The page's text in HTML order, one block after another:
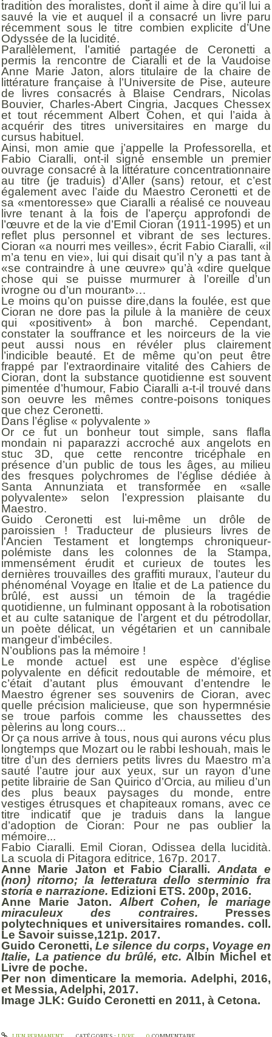
tradition des moralistes, dont il aime à dire qu’il lui a
sauvé la vie et auquel il a consacré un livre paru
récemment sous le titre combien explicite d’Une
Odyssée de la lucidité.
Parallèlement, l’amitié partagée de Ceronetti a
permis la rencontre de Ciaralli et de la Vaudoise
Anne Marie Jaton, alors titulaire de la chaire de
littérature française à l’Universite de Pise, auteure
de livres consacrés à Blaise Cendrars, Nicolas
Bouvier, Charles-Abert Cingria, Jacques Chessex
et tout récemment Albert Cohen, et qui l’aida à
acquérir des titres universitaires en marge du
cursus habituel.
Ainsi, mon amie que j’appelle la Professorella, et
Fabio Ciaralli, ont-il signé ensemble un premier
ouvrage consacré à la littérature concentrationnaire
au titre (je traduis) d’Aller (sans) retour, et c’est
également avec l’aide du Maestro Ceronetti et de
sa «mentoresse» que Ciaralli a réalisé ce nouveau
livre tenant à la fois de l’aperçu approfondi de
l’œuvre et de la vie d’Emil Cioran (1911-1995) et un
reflet plus personnel et vibrant de ses lectures.
Cioran «a nourri mes veilles», écrit Fabio Ciaralli, «il
m’a tenu en vie», lui qui disait qu’il n’y a pas tant à
«se contraindre à une œuvre» qu’à «dire quelque
chose qui se puisse murmurer à l’oreille d’un
ivrogne ou d’un mourant»…
Le moins qu’on puisse dire,dans la foulée, est que
Cioran ne dore pas la pilule à la manière de ceux
qui «positivent» à bon marché. Cependant,
constater la souffrance et les noirceurs de la vie
peut aussi nous en révéler plus clairement
l’indicible beauté. Et de même qu’on peut être
frappé par l’extraordinaire vitalité des Cahiers de
Cioran, dont la substance quotidienne est souvent
pimentée d’humour, Fabio Ciaralli a-t-il trouvé dans
son oeuvre les mêmes contre-poisons toniques
que chez Ceronetti.
Dans l’église « polyvalente »
Or ce fut un bonheur tout simple, sans flafla
mondain ni paparazzi accroché aux angelots en
stuc 3D, que cette rencontre tricéphale en
présence d’un public de tous les âges, au milieu
des fresques polychromes de l’église dédiée à
Santa Annunziata et transformée en «salle
polyvalente» selon l’expression plaisante du
Maestro.
Guido Ceronetti est lui-même un drôle de
paroissien ! Traducteur de plusieurs livres de
l'Ancien Testament et longtemps chroniqueur-
polémiste dans les colonnes de la Stampa,
immensément érudit et curieux de toutes les
dernières trouvailles des graffiti muraux, l’auteur du
phénoménal Voyage en Italie et de La patience du
brûlé, est aussi un témoin de la tragédie
quotidienne, un fulminant opposant à la robotisation
et au culte satanique de l’argent et du pétrodollar,
un poète délicat, un végétarien et un cannibale
mangeur d’imbéciles.
N’oublions pas la mémoire !
Le monde actuel est une espèce d’église
polyvalente en déficit redoutable de mémoire, et
c’était d’autant plus émouvant d’entendre le
Maestro égrener ses souvenirs de Cioran, avec
quelle précision malicieuse, que son hypermnésie
se troue parfois comme les chaussettes des
pèlerins au long cours...
Or ça nous arrive à tous, nous qui aurons vécu plus
longtemps que Mozart ou le rabbi Ieshouah, mais le
titre d’un des derniers petits livres du Maestro m’a
sauté l’autre jour aux yeux, sur un rayon d’une
petite librairie de San Quirico d’Orcia, au milieu d’un
des plus beaux paysages du monde, entre
vestiges étrusques et chapiteaux romans, avec ce
titre indicatif que je traduis dans la langue
d’adoption de Cioran: Pour ne pas oublier la
mémoire...
Fabio Ciaralli. Emil Cioran, Odissea della lucidità.
La scuola di Pitagora editrice, 167p. 2017.
Anne Marie Jaton et Fabio Ciaralli. Andata e
(non) ritorno; la letteratura dello sterminio fra
storia e narrazione. Edizioni ETS. 200p, 2016.
Anne Marie Jaton. Albert Cohen, le mariage
miraculeux des contraires. Presses
polytechniques et universitaires romandes. coll.
Le Savoir suisse,121p. 2017.
Guido Ceronetti,Le silence du corps, Voyage en
Italie, La patience du brûlé, etc. Albin Michel et
Livre de poche.
Per non dimenticare la memoria. Adelphi, 2016,
et Messia, Adelphi, 2017.
Image JLK: Guido Ceronetti en 2011, à Cetona.